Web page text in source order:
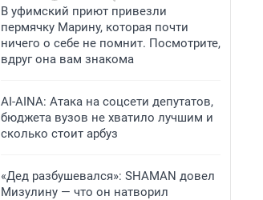
В уфимский приют привезли
пермячку Марину, которая почти
ничего о себе не помнит. Посмотрите,
вдруг она вам знакома
AI-AINA: Атака на соцсети депутатов,
бюджета вузов не хватило лучшим и
сколько стоит арбуз
«Дед разбушевался»: SHAMAN довел
Мизулину — что он натворил